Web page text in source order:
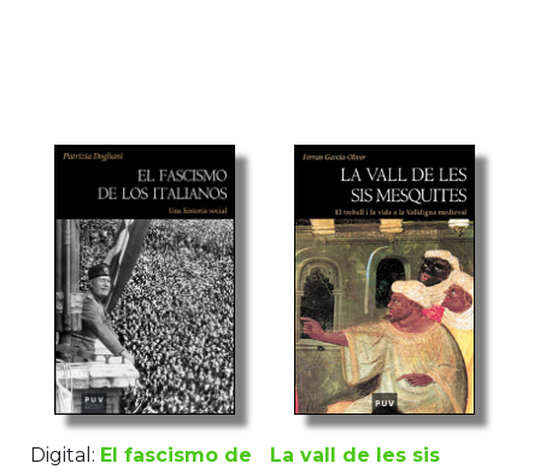
Digital: El fascismo de
La vall de les sis